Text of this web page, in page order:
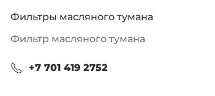
Фильтры масляного тумана
Фильтр масляного тумана
+7 701 419 2752